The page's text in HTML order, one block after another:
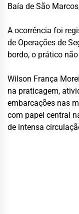
Baía de São
A ocorrência foi
de Operações de
bordo, o prático
Wilson França
na praticagem,
embarcações nas
com papel central
de intensa